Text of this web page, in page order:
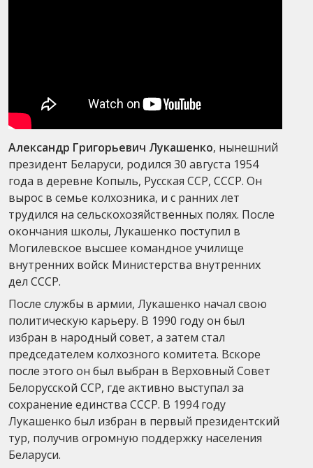
Александр Григорьевич Лукашенко, нынешний
президент Беларуси, родился 30 августа 1954
года в деревне Копыль, Русская ССР, СССР. Он
вырос в семье колхозника, и с ранних лет
трудился на сельскохозяйственных полях. После
окончания школы, Лукашенко поступил в
Могилевское высшее командное училище
внутренних войск Министерства внутренних
дел СССР.
После службы в армии, Лукашенко начал свою
политическую карьеру. В 1990 году он был
избран в народный совет, а затем стал
председателем колхозного комитета. Вскоре
после этого он был выбран в Верховный Совет
Белорусской ССР, где активно выступал за
сохранение единства СССР. В 1994 году
Лукашенко был избран в первый президентский
тур, получив огромную поддержку населения
Беларуси.